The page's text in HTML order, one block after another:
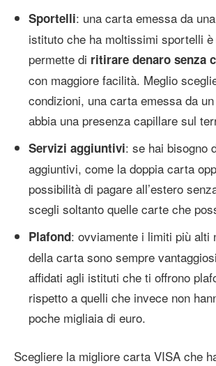
Sportelli: una carta emessa da
istituto che ha moltissimi sportelli
permette di ritirare denaro senza
con maggiore facilità. Meglio
condizioni, una carta emessa da
abbia una presenza capillare sul
Servizi aggiuntivi: se hai bisogno
aggiuntivi, come la doppia carta
possibilità di pagare all’estero
scegli soltanto quelle carte che
Plafond: ovviamente i limiti più alti
della carta sono sempre
affidati agli istituti che ti offrono
rispetto a quelli che invece non
poche migliaia di euro.
Scegliere la migliore carta VISA che